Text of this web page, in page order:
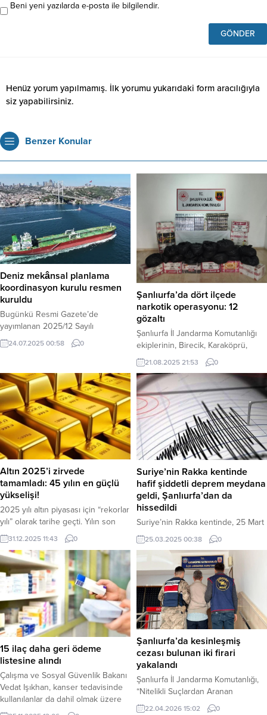
Beni yeni yazılarda e-posta ile bilgilendir.
Henüz yorum yapılmamış. İlk yorumu yukarıdaki form aracılığıyla
siz yapabilirsiniz.
Benzer Konular
Deniz mekânsal planlama
koordinasyon kurulu resmen
kuruldu
Bugünkü Resmi Gazete’de
yayımlanan 2025/12 Sayılı
Cumhurbaşkanlığı Genelgesi ile
Deniz Mekânsal Planlama
kurulduğu duyuruldu.
Cumhurbaşkanı Recep Tayyip
Erdoğan’ın imzasıyla yayımlanan
genelgeye göre, Kurul,
Cumhurbaşkanı Yardımcısı’nın
başkanlığında; Dışişleri, Çevre,
Şehircilik ve İklim Değişikliği, Enerji
ve Tabii Kaynaklar, İçişleri, Kültür ve
Turizm, Milli Savunma, Tarım ve
Orman, Ulaştırma ve Altyapı...
24.07.2025 00:58 0
Şanlıurfa’da dört ilçede
narkotik operasyonu: 12
gözaltı
Şanlıurfa İl Jandarma Komutanlığı
ekiplerinin, Birecik, Karaköprü,
Halfeti ve Suruç ilçelerinde 15-17
Ağustos tarihleri arasında
düzenlediği operasyonlarda çok
sayıda uyuşturucu madde ele
geçirildi. Operasyonlarda 12
şüpheli gözaltına alındı. Haber
Merkezi – Şanlıurfa İl Jandarma
Komutanlığı, uyuşturucu madde
imal ve ticaretine yönelik
devam ediyor. Şanlıurfa
Valiliği’nden yapılan açıklamaya...
21.08.2025 21:53 0
Altın 2025’i zirvede
tamamladı: 45 yılın en güçlü
yükselişi!
2025 yılı altın piyasası için “rekorlar
yılı” olarak tarihe geçti. Yılın son
işlem gününde 4.360 doları aşan
ons altın, yıllık bazda yüzde 66
değer kazanarak 1979’dan bu yana
en iyi performansını sergiledi.
Haber merkezi– Altın fiyatları, 2025
yılını tarihi bir rekorla kapatıyor.
Yatırımcıların güvenli limanı olan
sarı metal, yılın son...
31.12.2025 11:43 0
Suriye’nin Rakka kentinde
hafif şiddetli deprem meydana
geldi, Şanlıurfa’dan da
hissedildi
Suriye’nin Rakka kentinde, 25 Mart
2025 tarihinde saat 00:18:00’de
hafif şiddetli bir deprem meydana
geldi. Moment büyüklüğü 3.60
olarak ölçülen deprem, ilk
belirlemelere göre can kaybına
veya büyük bir hasara yol açmadı.
Depremin merkez üssü 36.245
kuzey enlemi ve 38.708 doğu
boylamında tespit edilirken,
derinliği ise 9.2 kilometre olarak
belirlendi....
25.03.2025 00:38 0
15 ilaç daha geri ödeme
listesine alındı
Çalışma ve Sosyal Güvenlik Bakanı
Vedat Işıkhan, kanser tedavisinde
kullanılanlar da dahil olmak üzere
15 yeni ilacın SGK geri ödeme
Şanlıurfa’da kesinleşmiş
cezası bulunan iki firari
yakalandı
Şanlıurfa İl Jandarma Komutanlığı,
“Nitelikli Suçlardan Aranan
Şahısların Yakalanmasına Yönelik
22.04.2026 15:02 0